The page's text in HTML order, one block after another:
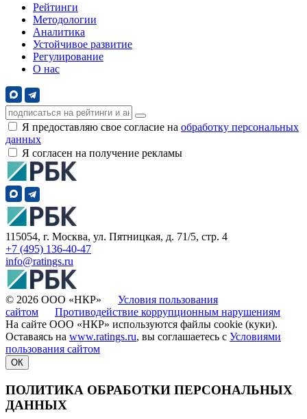
Рейтинги
Методологии
Аналитика
Устойчивое развитие
Регулирование
О нас
Я предоставляю свое согласие на обработку персональных
данных
Я согласен на получение рекламы
115054, г. Москва, ул. Пятницкая, д. 71/5, стр. 4
+7 (495) 136-40-47
info@ratings.ru
© 2026 ООО «НКР» Условия пользования
сайтом
Противодействие коррупционным нарушениям
На сайте ООО «НКР» используются файлы cookie (куки).
Оставаясь на www.ratings.ru, вы соглашаетесь с Условиями
пользования сайтом
ОК
ПОЛИТИКА ОБРАБОТКИ ПЕРСОНАЛЬНЫХ
ДАННЫХ